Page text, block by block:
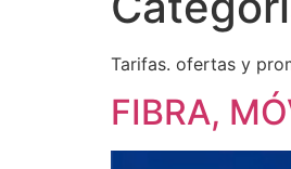
Tarifas. ofertas y
FIBRA,